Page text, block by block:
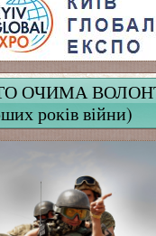
ОЧИМА
років війни)